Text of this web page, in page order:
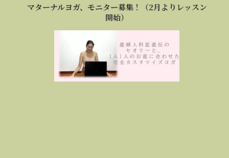
マターナルヨガ、モニター募集！（2月よりレッスン
開始）